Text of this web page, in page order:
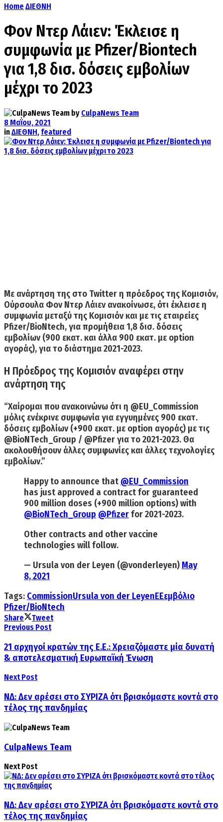
Home ΔΙΕΘΝΗ
Φον Ντερ Λάιεν: Έκλεισε η
συμφωνία με Pfizer/Biontech
για 1,8 δισ. δόσεις εμβολίων
μέχρι το 2023
by CulpaNews Team
8 Μαΐου, 2021
inΔΙΕΘΝΗ, featured
Με ανάρτηση της στο Twitter η πρόεδρος της Κομισιόν,
Ούρσουλα Φον Ντερ Λάιεν ανακοίνωσε, ότι έκλεισε η
συμφωνία μεταξύ της Κομισιόν και με τις εταιρείες
Pfizer/BioNtech, για προμήθεια 1,8 δισ. δόσεις
εμβολίων (900 εκατ. και άλλα 900 εκατ. με option
αγοράς), για το διάστημα 2021-2023.
Η Πρόεδρος της Κομισιόν αναφέρει στην
ανάρτηση της
“Χαίρομαι που ανακοινώνω ότι η @EU_Commission
μόλις ενέκρινε συμφωνία για εγγυημένες 900 εκατ.
δόσεις εμβολίων (+900 εκατ. με option αγοράς) με τις
@BioNTech_Group / @Pfizer για το 2021-2023. Θα
ακολουθήσουν άλλες συμφωνίες και άλλες τεχνολογίες
εμβολίων.”
Happy to announce that @EU_Commission
has just approved a contract for guaranteed
900 million doses (+900 million options) with
@BioNTech_Group @Pfizerfor 2021-2023.
Other contracts and other vaccine
technologies will follow.
— Ursula von der Leyen (@vonderleyen) May
8, 2021
Tags: CommissionUrsula von der LeyenΕΕεμβόλιο
Pfizer/BioNtech
Share
Tweet
Previous Post
21 αρχηγοί κρατών της Ε.Ε.: Χρειαζόμαστε μία δυνατή
& αποτελεσματική Ευρωπαϊκή Ένωση
Next Post
ΝΔ: Δεν αρέσει στο ΣΥΡΙΖΑ ότι βρισκόμαστε κοντά στο
τέλος της πανδημίας
CulpaNews Team
Next Post
ΝΔ: Δεν αρέσει στο ΣΥΡΙΖΑ ότι βρισκόμαστε κοντά στο
τέλος της πανδημίας